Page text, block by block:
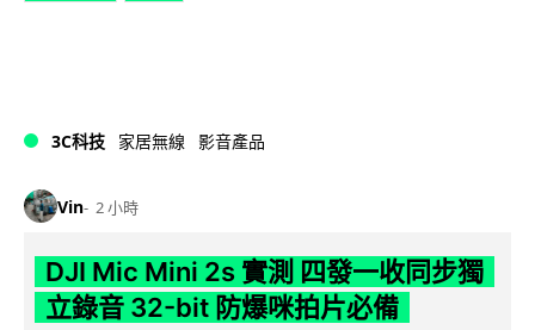
3C科技 家居無線 影音產品
Vin 2 小時
DJI Mic Mini 2s 實測 四發一收同步獨
立錄音 32-bit 防爆咪拍片必備